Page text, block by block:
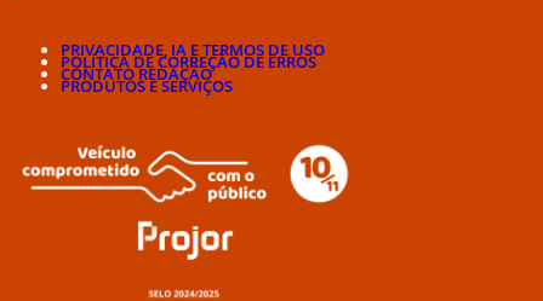
PRIVACIDADE, IA E TERMOS DE USO
POLÍTICA DE CORREÇÃO DE ERROS
CONTATO REDAÇÃO
PRODUTOS E SERVIÇOS